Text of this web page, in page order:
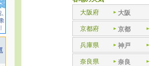
大阪府
大阪
京都府 京都
兵庫県 神戸
奈良県 奈良